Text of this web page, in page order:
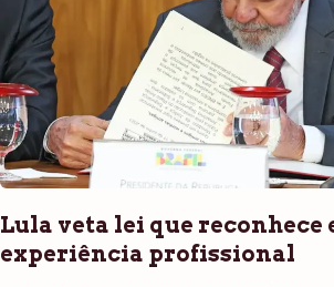
Lula veta lei que reconhece
experiência profissional